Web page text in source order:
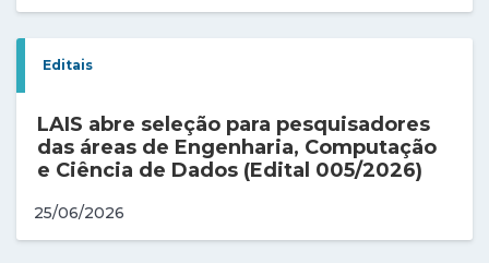
Editais
LAIS abre seleção para pesquisadores
das áreas de Engenharia, Computação
e Ciência de Dados (Edital 005/2026)
25/06/2026